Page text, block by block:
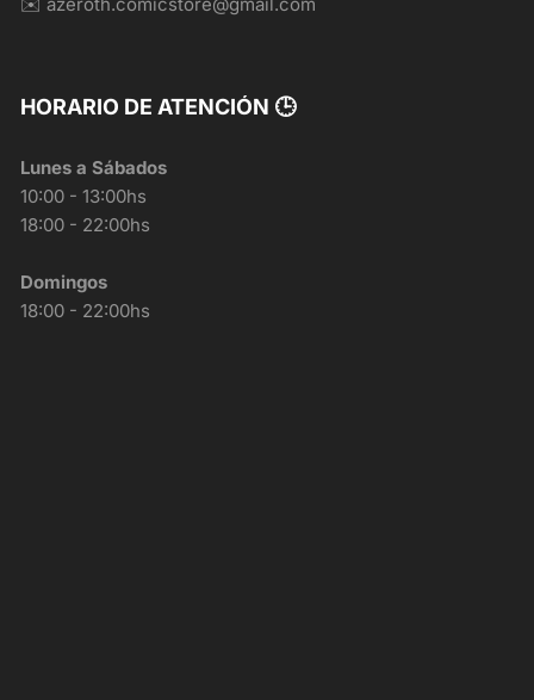
HORARIO DE ATENCIÓN 🕒
Lunes a Sábados
10:00 - 13:00hs
18:00 - 22:00hs
Domingos
18:00 - 22:00hs